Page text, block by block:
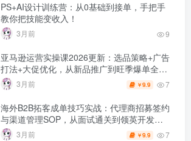
PS+AI设计训练营：从0基础到接单，手把手
教你把技能变收入！
3月前 9
亚马逊运营实操课2026更新：选品策略+广告
打法+大促优化，从新品推广到旺季爆单全链
路
3月前 ￥9.9 7
海外B2B拓客成单技巧实战：代理商招募签约
与渠道管理SOP，从面试通关到领英开发客
户
3月前 ￥9.9 7